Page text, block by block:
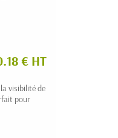
€ HT
visibilité de
pour